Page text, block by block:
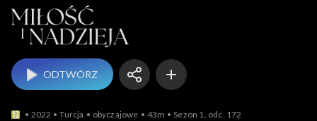
ODTWÓRZ
2022 Turcja obyczajowe 43m Sezon 1, odc. 172